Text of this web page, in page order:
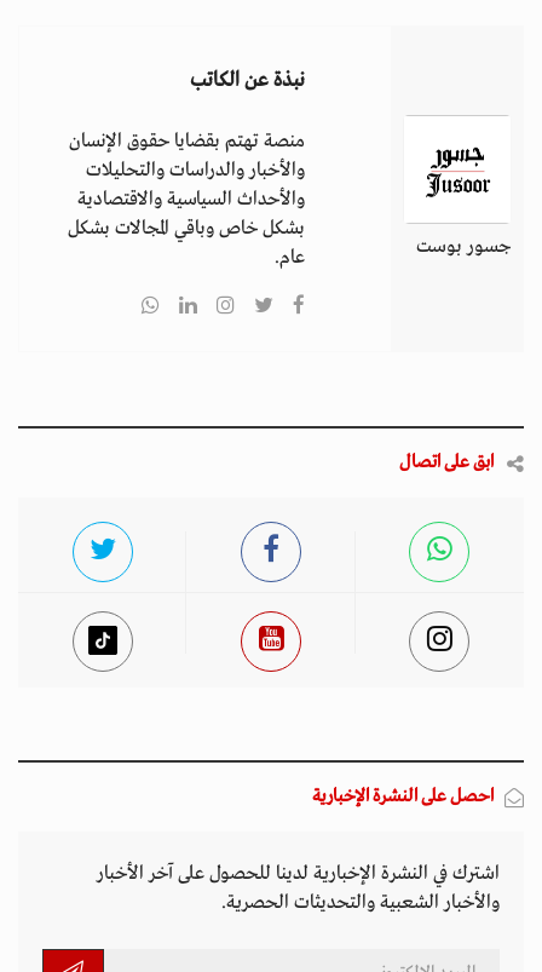
جسور بوست
نبذة عن الكاتب
منصة تهتم بقضايا حقوق الإنسان
والأخبار والدراسات والتحليلات
والأحداث السياسية والاقتصادية
بشكل خاص وباقي المجالات بشكل
عام.
ابق على اتصال
احصل على النشرة الإخبارية
اشترك في النشرة الإخبارية لدينا للحصول على آخر الأخبار
والأخبار الشعبية والتحديثات الحصرية.